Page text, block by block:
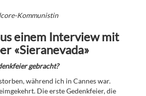
Kommunistin
einem Interview mit
«Sieranevada»
gebracht?
während ich in Cannes war.
Die erste Gedenkfeier, die